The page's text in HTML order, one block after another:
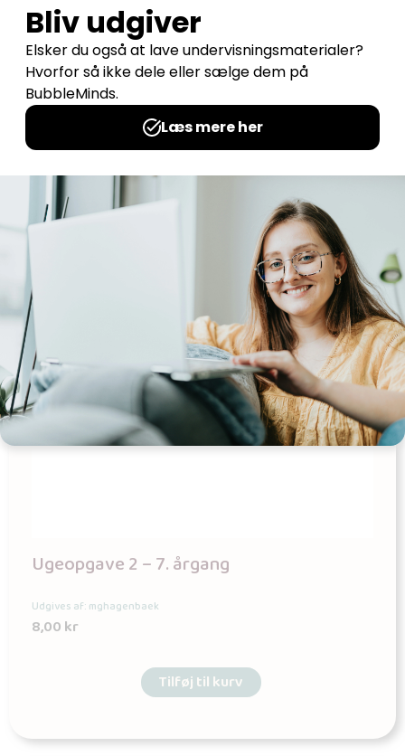
Ugeopgave 2 – 7. årgang
Udgives af: mghagenbaek
8,00kr
Tilføj til kurv